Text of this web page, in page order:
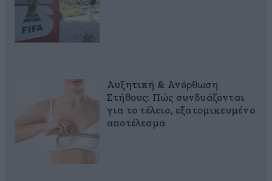
Αυξητική & Ανόρθωση
Στήθους: Πώς συνδυάζονται
για το τέλειο, εξατομικευμένο
αποτέλεσμα